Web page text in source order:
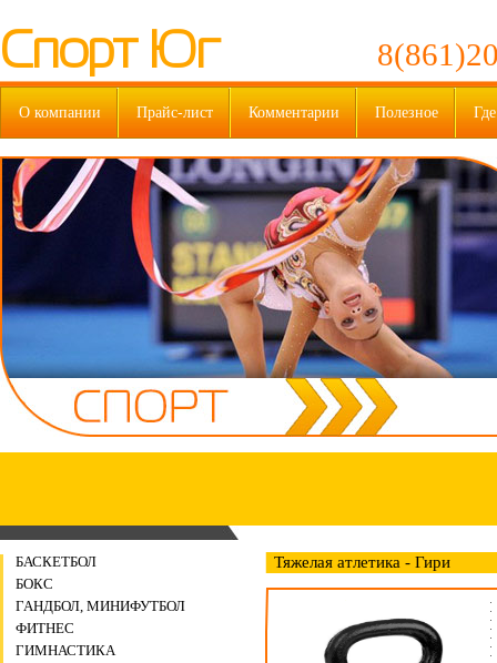
Спорт Юг
О компании Прайс-лист Комментарии Полезное
БАСКЕТБОЛ
БОКС
ГАНДБОЛ, МИНИФУТБОЛ
ФИТНЕС
ГИМНАСТИКА
Тяжелая атлетика - Гири